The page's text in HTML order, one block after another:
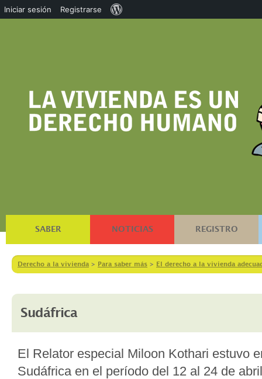
SABER NOTICIAS REGISTRO
Derecho a la vivienda > Para saber más > El derecho a la vivienda
Sudáfrica
El Relator especial Miloon Kothari estuvo
Sudáfrica en el período del 12 al 24 de
Iniciar sesión Registrarse